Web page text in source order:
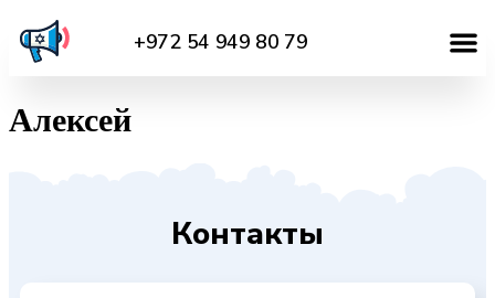
+972 54 949 80 79
Алексей
Контакты